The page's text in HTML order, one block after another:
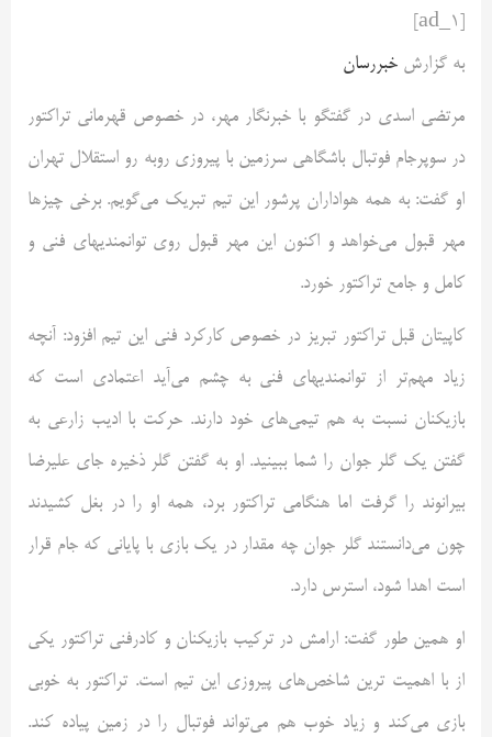
به گزارش خبررسان
مرتضی اسدی در گفتگو با خبرنگار مهر، در خصوص قهرمانی تراکتور
در سوپرجام فوتبال باشگاهی سرزمین با پیروزی روبه رو استقلال تهران
او گفت: به همه هواداران پرشور این تیم تبریک می‌گویم. برخی چیزها
مهر قبول می‌خواهد و اکنون این مهر قبول روی توانمندیهای فنی و
کامل و جامع تراکتور خورد.
کاپیتان قبل تراکتور تبریز در خصوص کارکرد فنی این تیم افزود: آنچه
زیاد مهم‌تر از توانمندیهای فنی به چشم می‌آید اعتمادی است که
بازیکنان نسبت به هم تیمی‌های خود دارند. حرکت با ادیب زارعی به
گفتن یک گلر جوان را شما ببینید. او به گفتن گلر ذخیره جای علیرضا
بیرانوند را گرفت اما هنگامی تراکتور برد، همه او را در بغل کشیدند
چون می‌دانستند گلر جوان چه مقدار در یک بازی با پایانی که جام قرار
است اهدا شود، استرس دارد.
او همین طور گفت: ارامش در ترکیب بازیکنان و کادرفنی تراکتور یکی
از با اهمیت ترین شاخص‌های پیروزی این تیم است. تراکتور به خوبی
بازی می‌کند و زیاد خوب هم می‌تواند فوتبال را در زمین پیاده کند.